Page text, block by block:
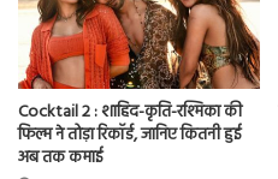
Cocktail 2 : शाहिद-कृति-रश्मिका की
फिल्म ने तोड़ा रिकॉर्ड, जानिए कितनी हुई
अब तक कमाई